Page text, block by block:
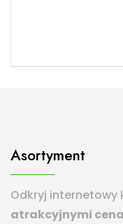
Asortyment
Odkryj
atrakcyjnymi